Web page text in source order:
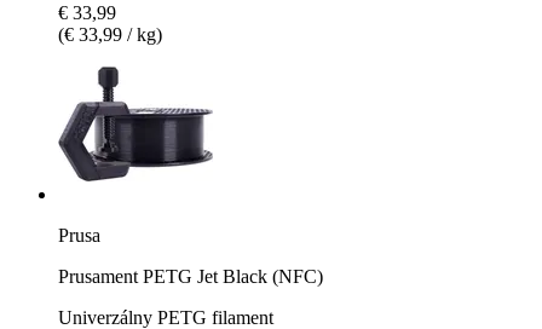
€ 33,99
(€ 33,99 / kg)
Prusa
Prusament PETG Jet Black (NFC)
Univerzálny PETG filament